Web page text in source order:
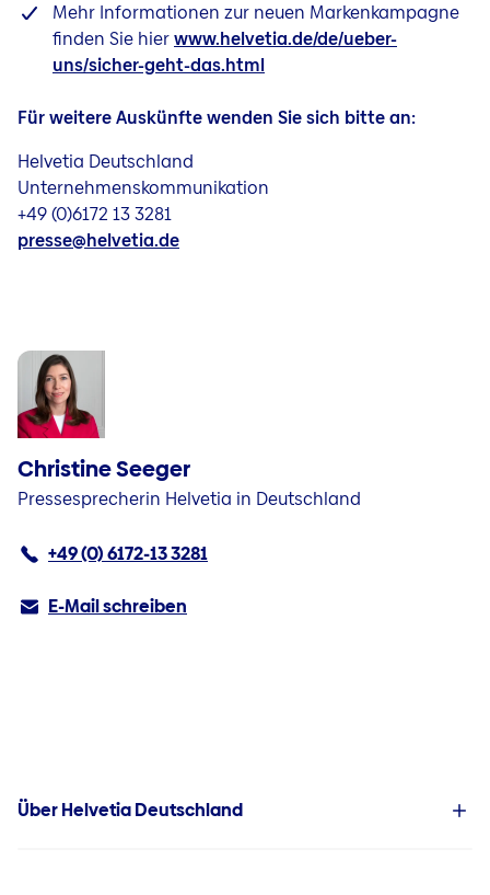
Mehr Informationen zur neuen Markenkampagne
finden Sie hierwww.helvetia.de/de/ueber-
uns/sicher-geht-das.html
Für weitere Auskünfte wenden Sie sich bitte an:
Helvetia Deutschland
Unternehmenskommunikation
+49 (0)6172 13 3281
presse@helvetia.de
Christine Seeger
Pressesprecherin Helvetia in Deutschland
+49 (0) 6172-13 3281
E-Mail schreiben
Über Helvetia Deutschland